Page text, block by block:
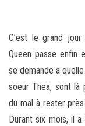
C’est le grand
Queen passe enfin
se demande à
soeur Thea, sont là
du mal à rester
Durant six mois, il